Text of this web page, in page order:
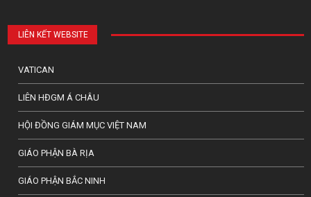
LIÊN KẾT WEBSITE
VATICAN
LIÊN HĐGM Á CHÂU
HỘI ĐỒNG GIÁM MỤC VIỆT NAM
GIÁO PHẬN BÀ RỊA
GIÁO PHẬN BẮC NINH